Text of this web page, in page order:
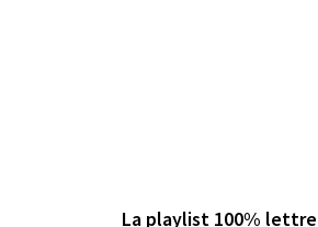
La playlist 100% lettre